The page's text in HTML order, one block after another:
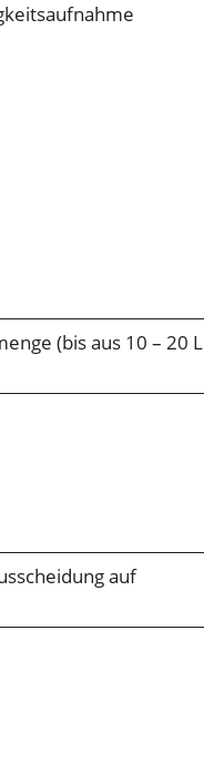
(bis aus 10 – 20 L
auf